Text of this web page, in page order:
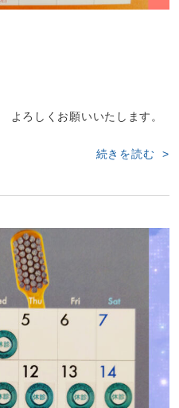
よろしくお願いいたします。
続きを読む